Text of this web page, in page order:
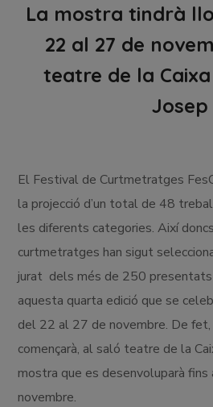
La mostra tindrà
22 al 27 de
teatre de la
Josep
El Festival de Curtmetratges
la projecció d’un total de 48
les diferents categories. Així
curtmetratges han sigut
jurat dels més de 250 presentats
aquesta quarta edició que se
del 22 al 27 de novembre. De
començarà, al saló teatre de la
mostra que es desenvoluparà
novembre.